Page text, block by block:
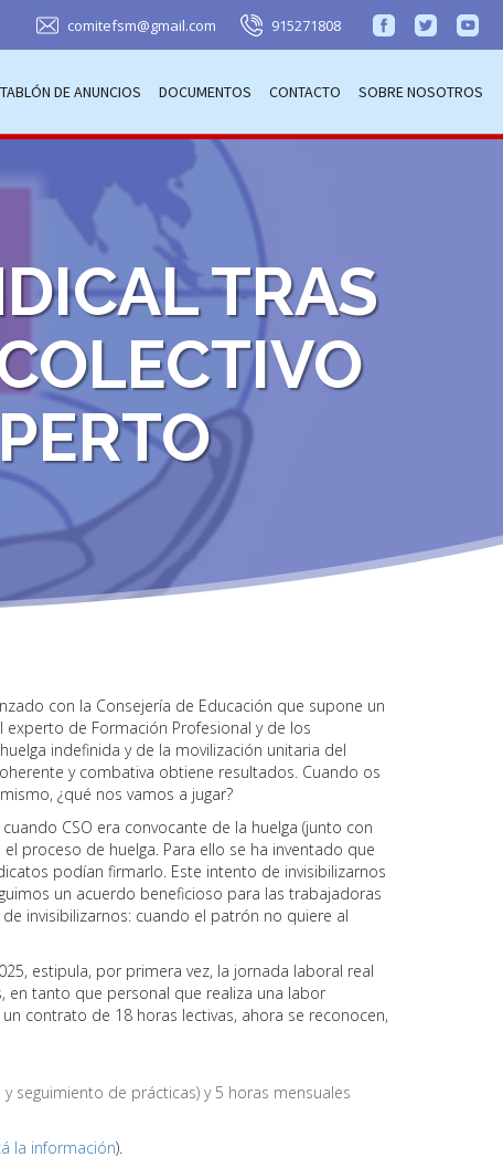
comitefsm@gmail.com 915271808
TABLÓN DE ANUNCIOS DOCUMENTOS CONTACTO SOBRE NOSOTROS
TRAS
con la Consejería de Educación que supone un
de Formación Profesional y de los
indefinida y de la movilización unitaria del
y combativa obtiene resultados. Cuando os
¿qué nos vamos a jugar?
CSO era convocante de la huelga (junto con
proceso de huelga. Para ello se ha inventado que
podían firmarlo. Este intento de invisibilizarnos
un acuerdo beneficioso para las trabajadoras
invisibilizarnos: cuando el patrón no quiere al
estipula, por primera vez, la jornada laboral real
en tanto que personal que realiza una labor
contrato de 18 horas lectivas, ahora se reconocen,
seguimiento de prácticas) y 5 horas mensuales
la información).